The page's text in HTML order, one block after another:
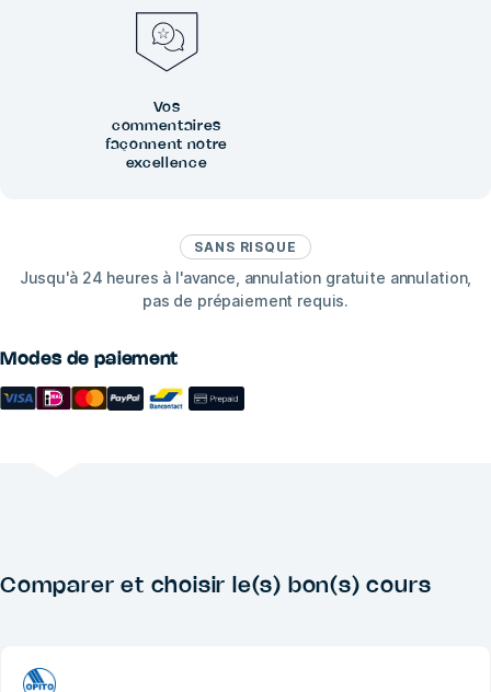
SANS RISQUE
Jusqu'à 24 heures à l'avance, annulation gratuite annulation,
pas de prépaiement requis.
Modes de paiement
Vos
commentaires
façonnent notre
excellence
Comparer et choisir le(s) bon(s) cours